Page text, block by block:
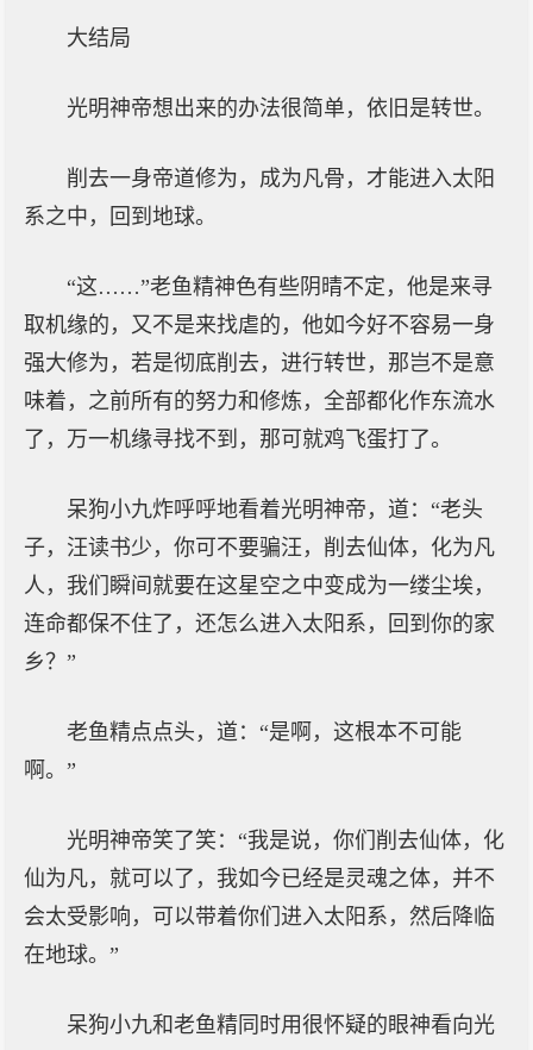
大结局
光明神帝想出来的办法很简单，依旧是转世。
削去一身帝道修为，成为凡骨，才能进入太阳
系之中，回到地球。
“这……”老鱼精神色有些阴晴不定，他是来寻
取机缘的，又不是来找虐的，他如今好不容易一身
强大修为，若是彻底削去，进行转世，那岂不是意
味着，之前所有的努力和修炼，全部都化作东流水
了，万一机缘寻找不到，那可就鸡飞蛋打了。
呆狗小九炸呼呼地看着光明神帝，道：“老头
子，汪读书少，你可不要骗汪，削去仙体，化为凡
人，我们瞬间就要在这星空之中变成为一缕尘埃，
连命都保不住了，还怎么进入太阳系，回到你的家
乡？”
老鱼精点点头，道：“是啊，这根本不可能
啊。”
光明神帝笑了笑：“我是说，你们削去仙体，化
仙为凡，就可以了，我如今已经是灵魂之体，并不
会太受影响，可以带着你们进入太阳系，然后降临
在地球。”
呆狗小九和老鱼精同时用很怀疑的眼神看向光